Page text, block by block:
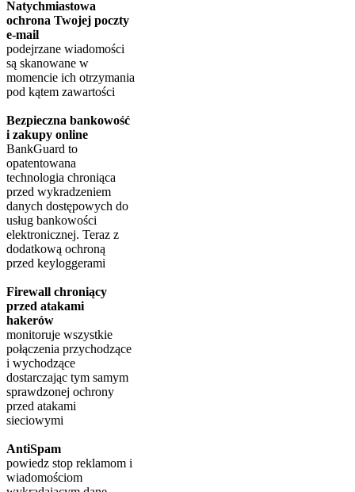
Natychmiastowa
ochrona Twojej poczty
e-mail
podejrzane wiadomości
są skanowane w
momencie ich otrzymania
pod kątem zawartości
Bezpieczna bankowość
i zakupy online
BankGuard to
opatentowana
technologia chroniąca
przed wykradzeniem
danych dostępowych do
usług bankowości
elektronicznej. Teraz z
dodatkową ochroną
przed keyloggerami
Firewall chroniący
przed atakami
hakerów
monitoruje wszystkie
połączenia przychodzące
i wychodzące
dostarczając tym samym
sprawdzonej ochrony
przed atakami
sieciowymi
AntiSpam
powiedz stop reklamom i
wiadomościom